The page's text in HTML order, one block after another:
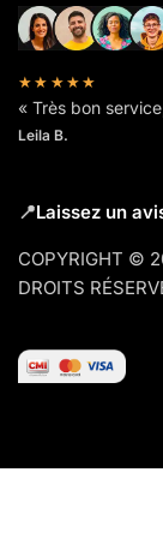
★★★★★
« Très bon
Leila B.
📍Laissez un
COPYRIGHT ©
DROITS